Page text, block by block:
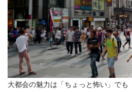
大都会の魅力は「ちょっと怖い」でも